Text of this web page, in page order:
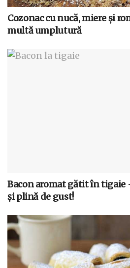
Cozonac cu nucă, miere și
multă umplutură
Bacon aromat gătit în tigaie
și plină de gust!